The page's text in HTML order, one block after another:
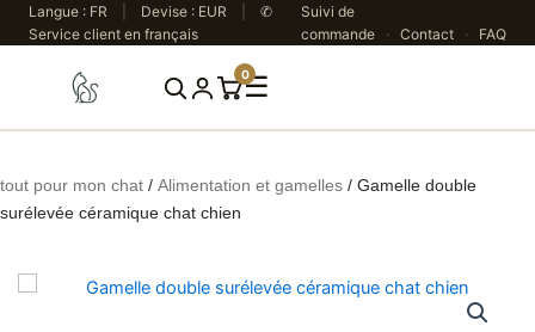
Langue : FR Devise : EUR
✆
Service client en français
Suivi de
commande
· Contact · FAQ
0☰
Aller
au
tout pour mon chat / Alimentation et gamelles / Gamelle double
surélevée céramique chat chien